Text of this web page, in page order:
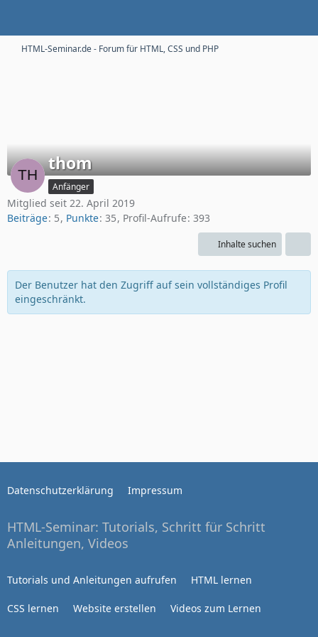
HTML-Seminar.de - Forum für HTML, CSS und PHP
thom
Anfänger
Mitglied seit 22. April 2019
Beiträge 5 Punkte 35 Profil-Aufrufe 393
Inhalte suchen
Der Benutzer hat den Zugriff auf sein vollständiges Profil
eingeschränkt.
Datenschutzerklärung Impressum
HTML-Seminar: Tutorials, Schritt für Schritt
Anleitungen, Videos
Tutorials und Anleitungen aufrufen HTML lernen
CSS lernen Website erstellen Videos zum Lernen